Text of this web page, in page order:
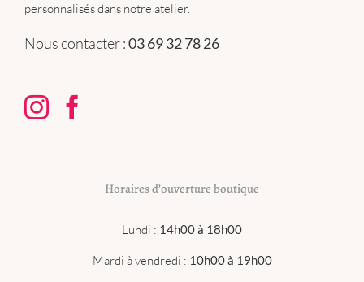
personnalisés dans notre atelier.
Nous contacter :03 69 32 78 26
Horaires d’ouverture boutique
Lundi : 14h00 à 18h00
Mardi à vendredi : 10h00 à 19h00